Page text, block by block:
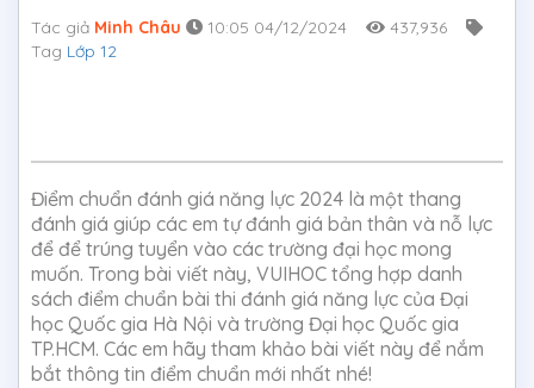
Tác giả Minh Châu 10:05 04/12/2024
437,936
Tag Lớp 12
Điểm chuẩn đánh giá năng lực 2024 là một thang
đánh giá giúp các em tự đánh giá bản thân và nỗ lực
để để trúng tuyển vào các trường đại học mong
muốn. Trong bài viết này, VUIHOC tổng hợp danh
sách điểm chuẩn bài thi đánh giá năng lực của Đại
học Quốc gia Hà Nội và trường Đại học Quốc gia
TP.HCM. Các em hãy tham khảo bài viết này để nắm
bắt thông tin điểm chuẩn mới nhất nhé!